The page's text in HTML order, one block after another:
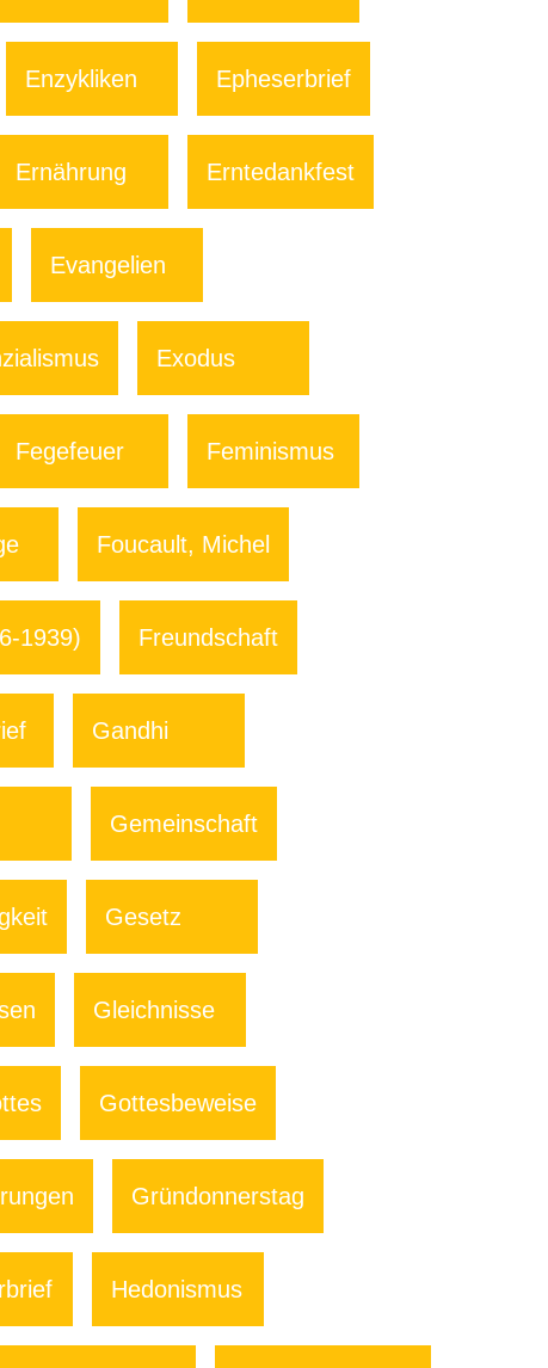
Enzykliken Epheserbrief
Ernährung Erntedankfest
Evangelien
Exodus
Fegefeuer Feminismus
Foucault, Michel
1939) Freundschaft
Gandhi
Gemeinschaft
Gesetz
Gleichnisse
Gottesbeweise
Gründonnerstag
Hedonismus